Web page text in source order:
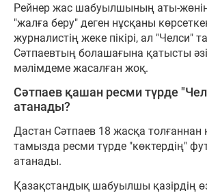
Рейнер жас шабуылшының аты-
"жалға беру" деген нұсқаны
журналистің жеке пікірі, ал "Челси"
Сәтпаевтың болашағына қатысты
мәлімдеме жасалған жоқ.
Сәтпаев қашан ресми түрде
атанады?
Дастан Сәтпаев 18 жасқа толғаннан
тамызда ресми түрде "көктердің"
атанады.
Қазақстандық шабуылшы қазірдің